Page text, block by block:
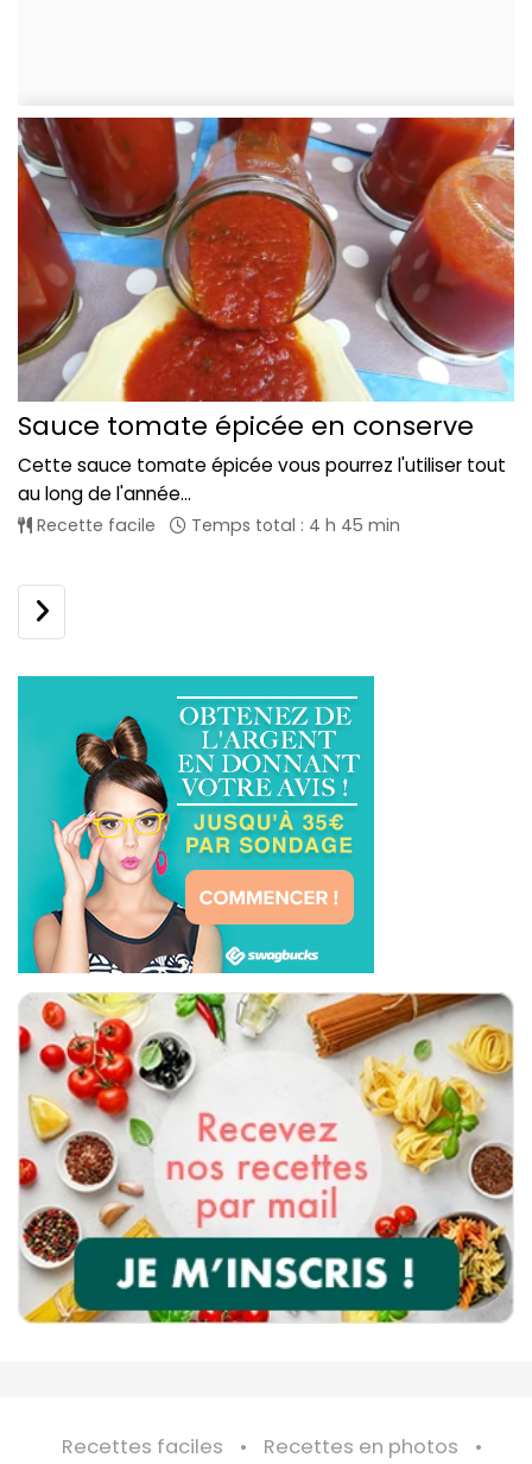
Sauce tomate épicée en conserve
Cette sauce tomate épicée vous pourrez l'utiliser tout
au long de l'année...
Recette facile Temps total : 4 h 45 min
Recettes faciles
Recettes en photos